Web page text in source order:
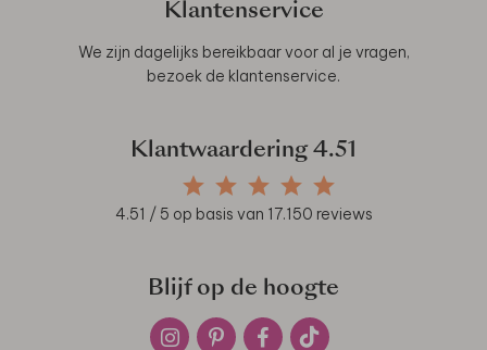
Klantenservice
We zijn dagelijks bereikbaar voor al je vragen,
bezoek de klantenservice.
Klantwaardering 4.51
4.51 / 5 op basis van 17.150 reviews
Blijf op de hoogte